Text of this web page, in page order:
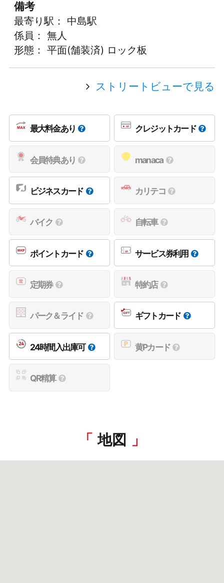
備考
最寄り駅： 中島駅
係員： 無人
形態： 平面(舗装済) ロック板
ストリートビューで見る
最大料金あり クレジットカード
会員特典あり manaca
ビジネスカード カリテコ
バイク 自転車
ポイントカード サービス券利用
定期券 特約店
パーク＆ライド ギフトカード
24時間入出庫可 黄Pカード
QR精算
地図